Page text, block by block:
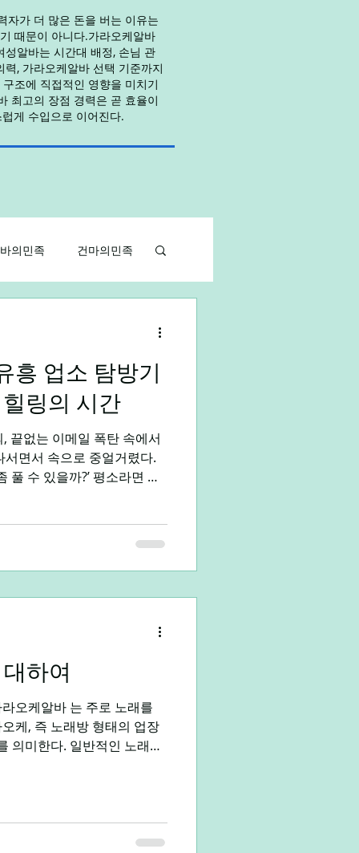
자가 더 많은 돈을 버는 이유는
때문이 아니다.가라오케알바
성알바는 시간대 배정, 손님 관
력, 가라오케알바 선택 기준까지
조에 직접적인 영향을 미치기
최고의 장점 경력은 곧 효율이
게 수입으로 이어진다.
의민족 건마의민족
바 대학생알바
흥 업소 탐방기
링의 시간
끝없는 이메일 폭탄 속에서
면서 속으로 중얼거렸다.
까’라는 생각과 ‘ 오늘 하루
였다. 하지만 문을 열고 들어
직원들의 친절한 인사에,
치지 않겠구나’라는 생각을
과 가벼운 대화가 시작되
못할 자유로운 분위기 속에
하여
오케알바 는 주로 노래를
케, 즉 노래방 형태의 업장
의미한다. 일반적인 노래방
알바를 하게되면 가라오케
케 알바의 가장 큰 특징은